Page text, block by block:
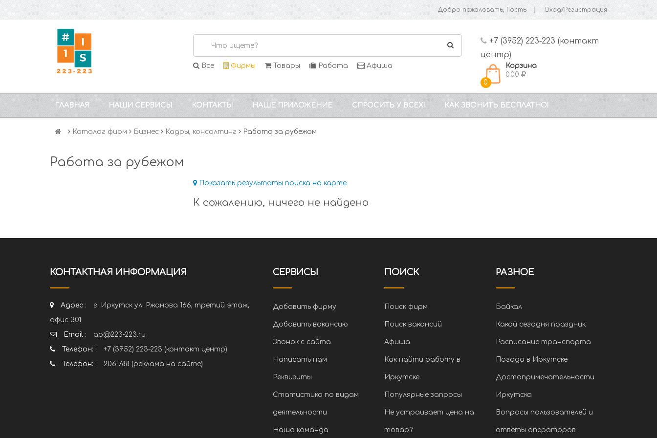
Добро пожаловать, Гость Вход/Регистрация
Все Фирмы Товары Работа Афиша
+7 (3952) 223-223 (контакт
центр)
0
Корзина
0.00
ГЛАВНАЯ НАШИ СЕРВИСЫ КОНТАКТЫ НАШЕ ПРИЛОЖЕНИЕ СПРОСИТЬ У ВСЕХ! КАК ЗВОНИТЬ БЕСПЛАТНО!
Каталог фирм Бизнес Кадры, консалтинг Работа за рубежом
Работа за рубежом
Показать результаты поиска на карте
К сожалению, ничего не найдено
КОНТАКТНАЯ ИНФОРМАЦИЯ
Адрес :
г. Иркутск ул. Ржанова 166, третий этаж,
офис 301
Email :
ap@223-223.ru
Телефон: :
+7 (3952) 223-223 (контакт центр)
Телефон: :
206-788 (реклама на сайте)
СЕРВИСЫ
Добавить фирму
Добавить вакансию
Звонок с сайта
Написать нам
Реквизиты
Статистика по видам
деятельности
Наша команда
ПОИСК
Поиск фирм
Поиск вакансий
Афиша
Как найти работу в
Иркутске
Популярные запросы
Не устраивает цена на
товар?
РАЗНОЕ
Байкал
Какой сегодня праздник
Расписание транспорта
Погода в Иркутске
Достопримечательности
Иркутска
Вопросы пользователей и
ответы операторов